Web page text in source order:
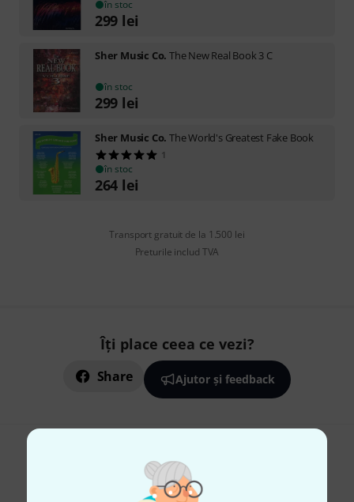
în stoc
299 lei
Sher Music Co. The New Real Book 3 C
în stoc
299 lei
Sher Music Co. The World's Greatest Fake Book
1
în stoc
264 lei
Transport gratuit de la 1.500 lei
Preturile includ TVA
Îți place ceea ce vezi?
Share Ajutor și feedback